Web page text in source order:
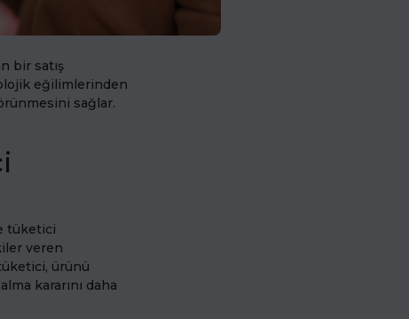
bir satış
eğilimlerinden
sağlar.
tüketici
veren
ürünü
kararını daha